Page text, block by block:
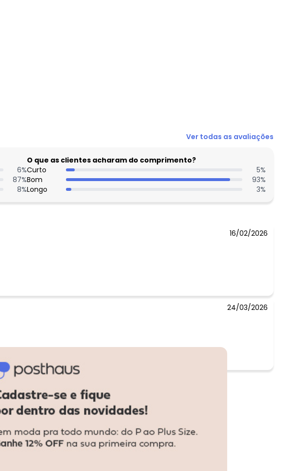
N/D*
R$ 44,99
R$ 49,99
R$ 59,99
N/D*
Ver todas as avaliações
6%
87%
8%
O que as clientes acharam do comprimento?
Curto
5%
Bom
93%
Longo
3%
16/02/2026
24/03/2026